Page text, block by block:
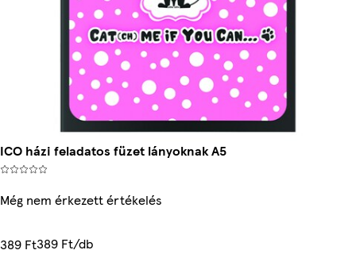
ICO házi feladatos füzet lányoknak A5
Még nem érkezett értékelés
389 Ft389 Ft/db